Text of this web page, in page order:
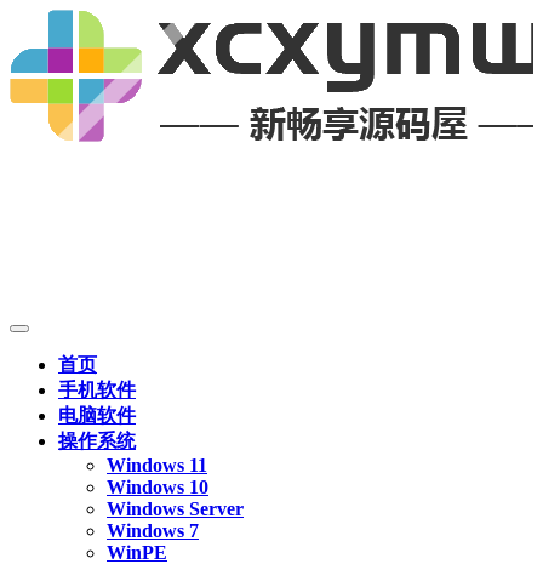
首页
手机软件
电脑软件
操作系统
Windows 11
Windows 10
Windows Server
Windows 7
WinPE